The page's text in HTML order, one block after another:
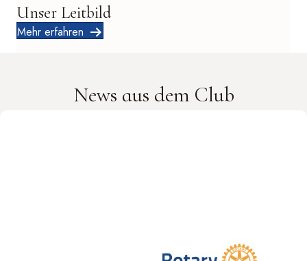
Unser Leitbild
Mehr erfahren
News aus dem Club